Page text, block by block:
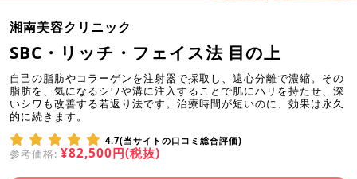
湘南美容クリニック
SBC・リッチ・フェイス法 目の上
自己の脂肪やコラーゲンを注射器で採取し、遠心分離で濃縮。その
脂肪を、気になるシワや溝に注入することで肌にハリを持たせ、深
いシワも改善する若返り法です。治療時間が短いのに、効果は永久
的に続きます。
4.7(当サイトの口コミ総合評価)
参考価格: ¥82,500円(税抜)